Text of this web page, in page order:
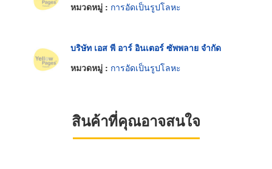
หมวดหมู่ : การอัดเป็นรูปโลหะ
บริษัท เอส พี อาร์ อินเตอร์ ซัพพลาย จำกัด
หมวดหมู่ : การอัดเป็นรูปโลหะ
สินค้าที่คุณอาจสนใจ